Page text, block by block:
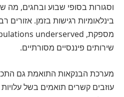
וסגורות בסופי שבוע ובחגים, מה
בינלאומיות רגישות בזמן.
שירותים פיננסיים מסורתיים.
מערכת הבנקאות התואמת גם
עוזבים קשרים תואמים בשל